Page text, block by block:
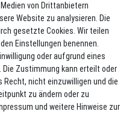
von Drittanbietern
Website zu analysieren. Die
gesetzte Cookies. Wir teilen
Einstellungen benennen.
oder aufgrund eines
Zustimmung kann erteilt oder
Recht, nicht einzuwilligen und die
zu ändern oder zu
und weitere Hinweise zur